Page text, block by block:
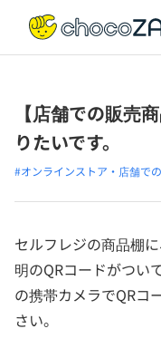
【店舗での販売
りたいです。
#オンラインストア・店舗で
セルフレジの商品棚
明のQRコードがつい
の携帯カメラでQRコ
さい。